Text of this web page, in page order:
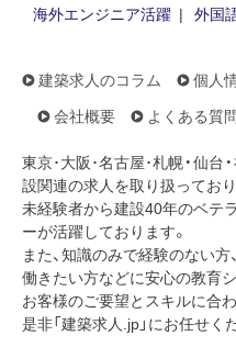
海外エンジニア活躍
外国
建築求人のコラム 個人
会社概要
よくある質
東京･大阪･名古屋･札幌・仙台
設関連の求人を取り扱っており
未経験者から建設40年のベテ
ーが活躍しております。
また、知識のみで経験のない
働きたい方などに安心の教育
お客様のご要望とスキルに合
是非「建築求人.jp」にお任せく